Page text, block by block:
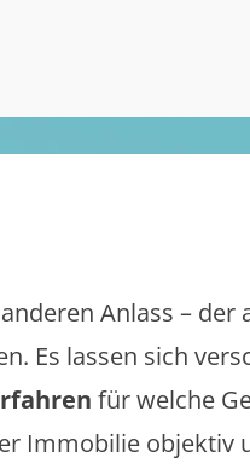
Anlass – der
Es lassen sich
für welche
Immobilie objektiv